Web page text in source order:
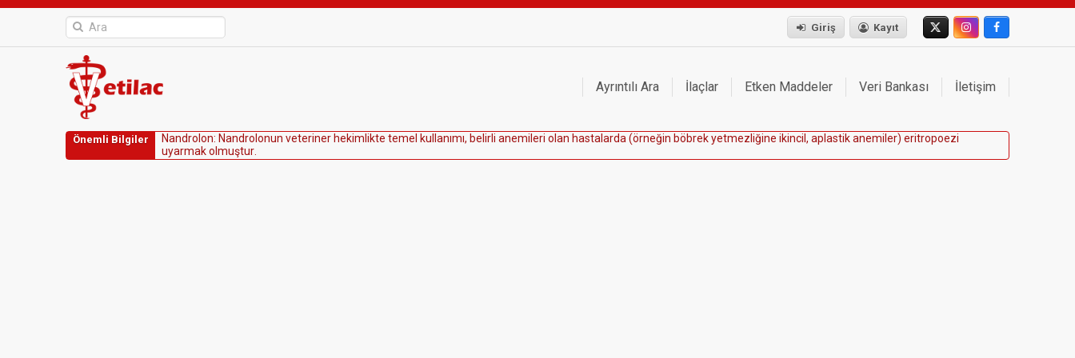
Giriş Kayıt
Ayrıntılı Ara İlaçlar Etken Maddeler Veri Bankası İletişim
Önemli Bilgiler Nandro on: Nandro onun veteriner hekim ikte teme ku anımı, be iri anemi eri o an hasta arda (örneğin böbrekyetmez iğine ikinci , ap astikanemi er) eritropoezi
uyarmako muştur